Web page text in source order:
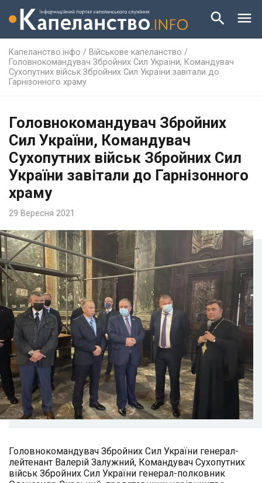
Капеланство.інфо / Військове капеланство /
Головнокомандувач Збройних Сил України, Командувач
Сухопутних військ Збройних Сил України завітали до
Гарнізонного храму
Головнокомандувач Збройних
Сил України, Командувач
Сухопутних військ Збройних Сил
України завітали до Гарнізонного
храму
29 Вересня 2021
Головнокомандувач Збройних Сил України генерал-
лейтенант Валерій Залужний, Командувач Сухопутних
військ Збройних Сил України генерал-полковник